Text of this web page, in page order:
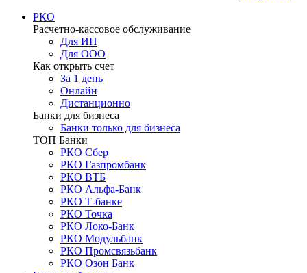
РКО
Расчетно-кассовое обслуживание
Для ИП
Для ООО
Как открыть счет
За 1 день
Онлайн
Дистанционно
Банки для бизнеса
Банки только для бизнеса
ТОП Банки
РКО Сбер
РКО Газпромбанк
РКО ВТБ
РКО Альфа-Банк
РКО Т-банке
РКО Точка
РКО Локо-Банк
РКО Модульбанк
РКО Промсвязьбанк
РКО Озон Банк